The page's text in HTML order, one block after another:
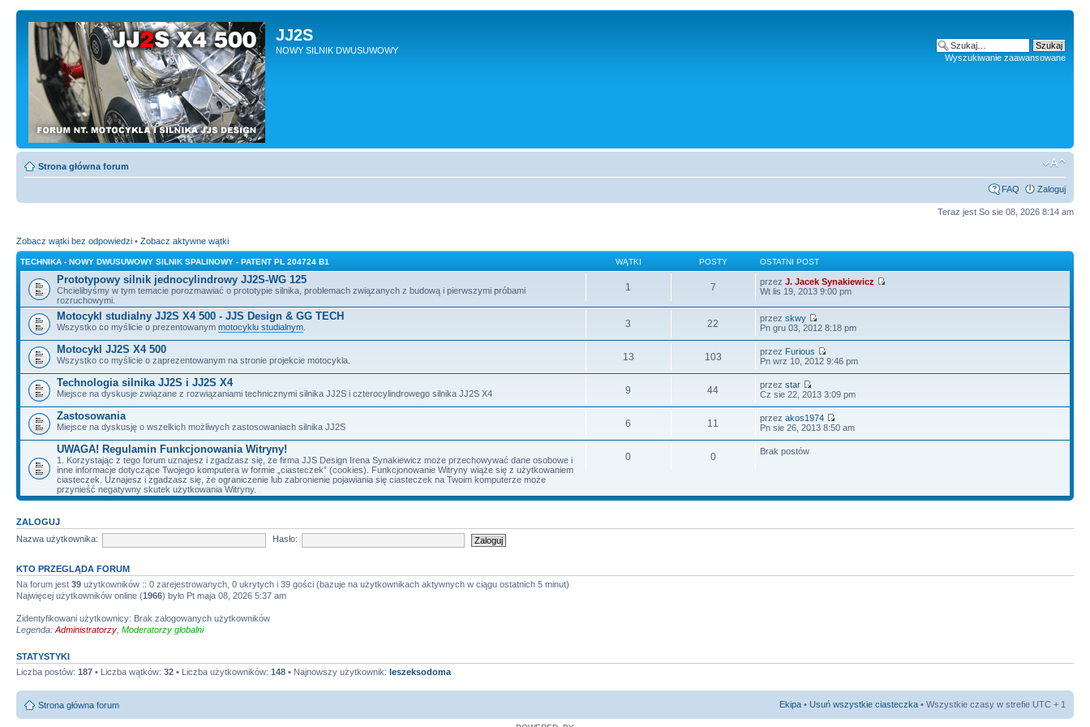
JJ2S
NOWY SILNIK DWUSUWOWY
Wyszukiwanie zaawansowane
Strona główna forum
FAQ Zaloguj
Teraz jest So sie 08, 2026 8:14 am
Zobacz wątki bez odpowiedzi • Zobacz aktywne wątki
TECHNIKA - NOWY DWUSUWOWY SILNIK SPALINOWY - PATENT PL 204724 B1 WĄTKI POSTY OSTATNI POST
Prototypowy silnik jednocylindrowy JJ2S-WG 125
Chcielibyśmy w tym temacie porozmawiać o prototypie silnika, problemach związanych z budową i pierwszymi próbami
rozruchowymi.
1 7 przezJ. Jacek Synakiewicz
Wt lis 19, 2013 9:00 pm
Motocykl studialny JJ2S X4 500 - JJS Design & GG TECH
Wszystko co myślicie o prezentowanym motocyklu studialnym 3 22 przezskwy
Pn gru 03, 2012 8:18 pm
Motocykl JJ2S X4 500
Wszystko co myślicie o zaprezentowanym na stronie projekcie motocykla. 13 103 przez Furious
Pn wrz 10, 2012 9:46 pm
Technologia silnika JJ2S i JJ2S X4
Miejsce na dyskusje związane z rozwiązaniami technicznymi silnika JJ2S i czterocylindrowego silnika JJ2S X4 9 44 przezstar
Cz sie 22, 2013 3:09 pm
Zastosowania
Miejsce na dyskusję o wszelkich możliwych zastosowaniach silnika JJ2S 6 11 przezakos1974
Pn sie 26, 2013 8:50 am
UWAGA! Regulamin Funkcjonowania Witryny!
1. Korzystając z tego forum uznajesz i zgadzasz się, że firma JJS Design Irena Synakiewicz może przechowywać dane osobowe i
inne informacje dotyczące Twojego komputera w formie „ciasteczek” (cookies). Funkcjonowanie Witryny wiąże się z użytkowaniem
ciasteczek. Uznajesz i zgadzasz się, że ograniczenie lub zabronienie pojawiania się ciasteczek na Twoim komputerze może
przynieść negatywny skutek użytkowania Witryny.
0 0 Brak postów
ZALOGUJ
Nazwa użytkownika:
Hasło:
KTO PRZEGLĄDA FORUM
Na forum jest 39 użytkowników :: 0 zarejestrowanych, 0 ukrytych i 39 gości (bazuje na użytkownikach aktywnych w ciągu ostatnich 5 minut)
Najwięcej użytkowników online (1966) było Pt maja 08, 2026 5:37 am
Zidentyfikowani użytkownicy: Brak zalogowanych użytkowników
Legenda: Administratorzy Moderatorzy globalni
STATYSTYKI
Liczba postów: 187 • Liczba wątków: 32 • Liczba użytkowników: 148 • Najnowszy użytkownik: leszeksodoma
Strona główna forum Ekipa • Usuń wszystkie ciasteczka • Wszystkie czasy w strefie UTC + 1